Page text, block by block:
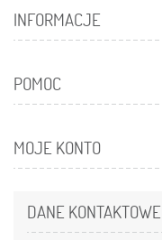
INFORMACJE
POMOC
MOJE KONTO
DANE KONTAKTOWE